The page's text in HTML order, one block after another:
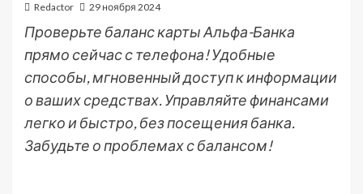
Redactor 29 ноября 2024
Проверьте баланс карты Альфа-Банка
прямо сейчас с телефона! Удобные
способы, мгновенный доступ к информации
о ваших средствах. Управляйте финансами
легко и быстро, без посещения банка.
Забудьте о проблемах с балансом!